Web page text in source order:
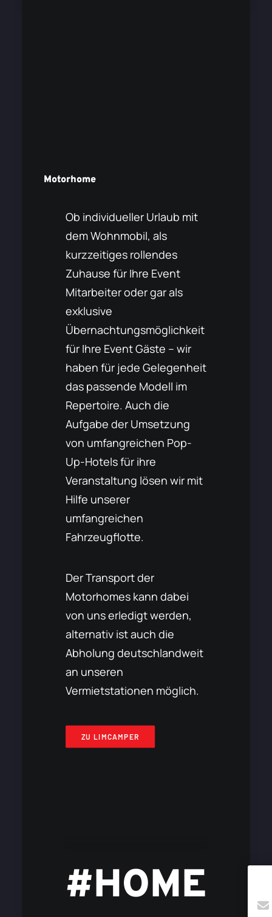
Motorhome
Ob individueller Urlaub mit
dem Wohnmobil, als
kurzzeitiges rollendes
Zuhause für Ihre Event
Mitarbeiter oder gar als
exklusive
Übernachtungsmöglichkeit
für Ihre Event Gäste – wir
haben für jede Gelegenheit
das passende Modell im
Repertoire. Auch die
Aufgabe der Umsetzung
von umfangreichen Pop-
Up-Hotels für ihre
Veranstaltung lösen wir mit
Hilfe unserer
umfangreichen
Fahrzeugflotte.
Der Transport der
Motorhomes kann dabei
von uns erledigt werden,
alternativ ist auch die
Abholung deutschlandweit
an unseren
Vermietstationen möglich.
ZU LIMCAMPER
#HOME